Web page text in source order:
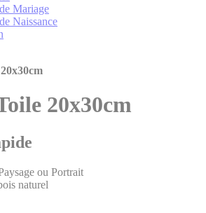
Mariage
Naissance
20x30cm
ou Portrait
naturel